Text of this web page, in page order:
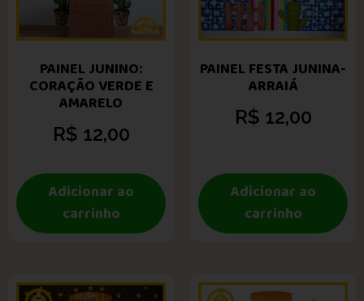
PAINEL JUNINO:
CORAÇÃO VERDE E
AMARELO
R$ 12,00
Adicionar ao
carrinho
PAINEL FESTA JUNINA-
ARRAIÁ
R$ 12,00
Adicionar ao
carrinho